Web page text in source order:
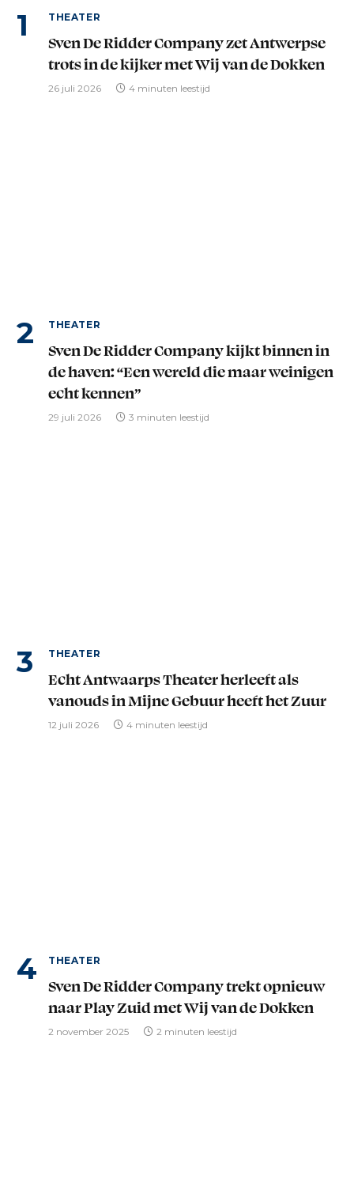
THEATER
Sven De Ridder Company zet Antwerpse
trots in de kijker met Wij van de Dokken
26 juli 2026 4 minuten leestijd
THEATER
Sven De Ridder Company kijkt binnen in
de haven: “Een wereld die maar weinigen
echt kennen”
29 juli 2026 3 minuten leestijd
THEATER
Echt Antwaarps Theater herleeft als
vanouds in Mijne Gebuur heeft het Zuur
12 juli 2026 4 minuten leestijd
THEATER
Sven De Ridder Company trekt opnieuw
naar Play Zuid met Wij van de Dokken
2 november 2025 2 minuten leestijd